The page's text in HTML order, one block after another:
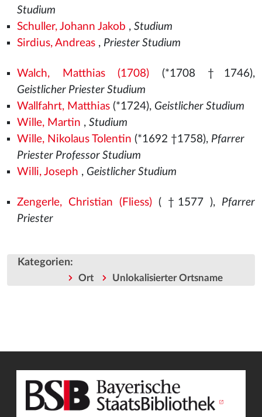
Studium
Schuller, Johann Jakob , Studium
Sirdius, Andreas, Priester Studium
Walch, Matthias (1708) (*1708 †1746),
Geistlicher Priester Studium
Wallfahrt, Matthias(*1724), Geistlicher Studium
Wille, Martin , Studium
Wille, Nikolaus Tolentin (*1692 †1758), Pfarrer
Priester Professor Studium
Willi, Joseph , Geistlicher Studium
Zengerle, Christian (Fliess)( †1577 ), Pfarrer
Priester
Kategorien:
Ort Unlokalisierter Ortsname